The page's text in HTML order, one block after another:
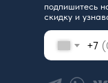
+7
подпишитесь
скидку и